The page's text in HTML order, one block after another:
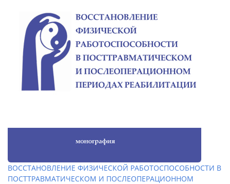
ВОССТАНОВЛЕНИЕ ФИЗИЧЕСКОЙ РАБОТОСПОСОБНОСТИ В
ПОСТТРАВМАТИЧЕСКОМ И ПОСЛЕОПЕРАЦИОННОМ